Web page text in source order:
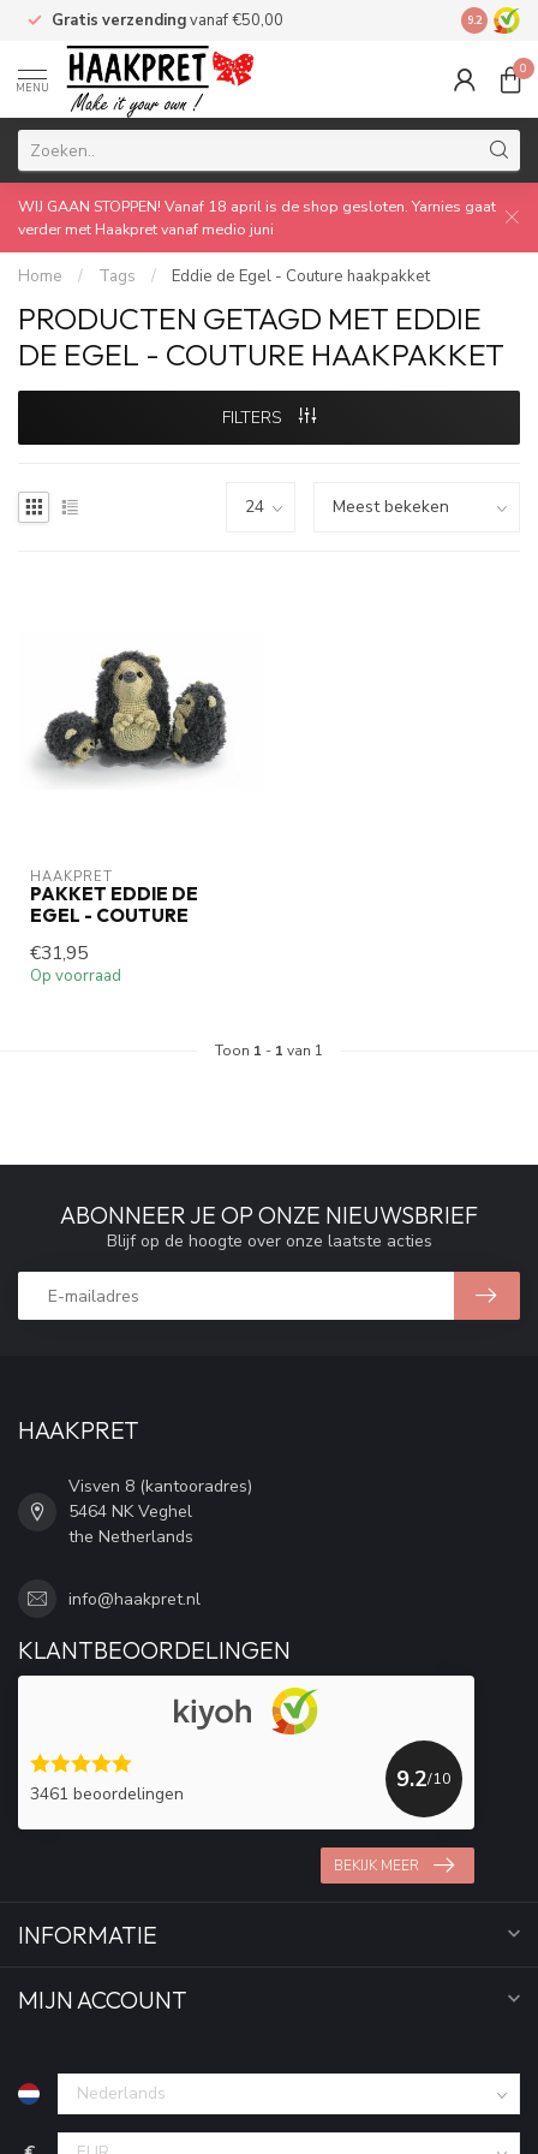
Gratis verzendingvanaf €50,00 Made by
9.2
MENU
0
WIJ GAAN STOPPEN! Vanaf 18 april is de shop gesloten. Yarnies gaat
verder met Haakpret vanaf medio juni
Home / Tags / Eddie de Egel - Couture haakpakket
PRODUCTEN GETAGD MET EDDIE
DE EGEL - COUTURE HAAKPAKKET
FILTERS
HAAKPRET
PAKKET EDDIE DE
EGEL - COUTURE
€31,95
Op voorraad
Toon 1 - 1 van 1
ABONNEER JE OP ONZE NIEUWSBRIEF
Blijf op de hoogte over onze laatste acties
HAAKPRET
Visven 8 (kantooradres)
5464 NK Veghel
the Netherlands
info@haakpret.nl
KLANTBEOORDELINGEN
3461 beoordelingen
9.2/10
BEKIJK MEER
INFORMATIE
MIJN ACCOUNT